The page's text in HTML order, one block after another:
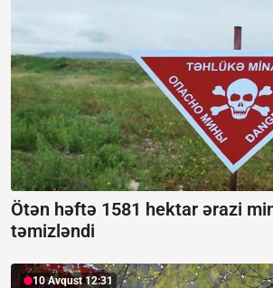
Ötən həftə 1581 hektar ərazi
təmizləndi
10 Avqust 12:31